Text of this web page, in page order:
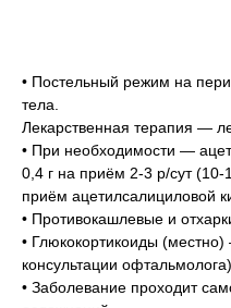
• Постельный режим на
тела.
Лекарственная терапия —
• При необходимости —
0,4 г на приём 2-3 р/сут (10-
приём ацетилсалициловой
• Противокашлевые и
• Глюкокортикоиды
консультации
• Заболевание проходит